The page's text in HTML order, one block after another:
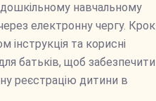
навчальному
електронну чергу. Крок
інструкція та корисні
батьків, щоб забезпечити
реєстрацію дитини в